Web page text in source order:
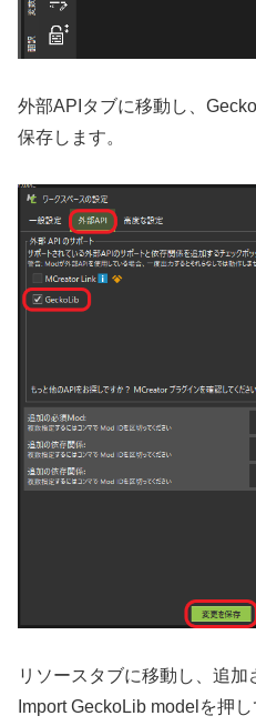
外部APIタブに移動し、
保存します。
リソースタブに移動し、追加
Import GeckoLib modelを押